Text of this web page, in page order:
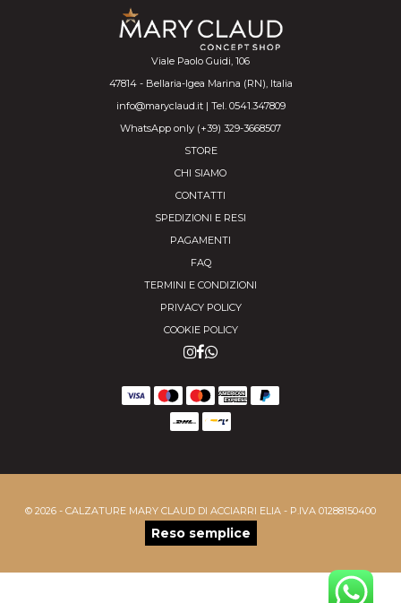
Viale Paolo Guidi, 106
47814 - Bellaria-Igea Marina (RN), Italia
info@maryclaud.it | Tel. 0541.347809
WhatsApp only (+39) 329-3668507
STORE
CHI SIAMO
CONTATTI
SPEDIZIONI E RESI
PAGAMENTI
FAQ
TERMINI E CONDIZIONI
PRIVACY POLICY
COOKIE POLICY
© 2026 - CALZATURE MARY CLAUD DI ACCIARRI ELIA - P.IVA 01288150400
Reso semplice